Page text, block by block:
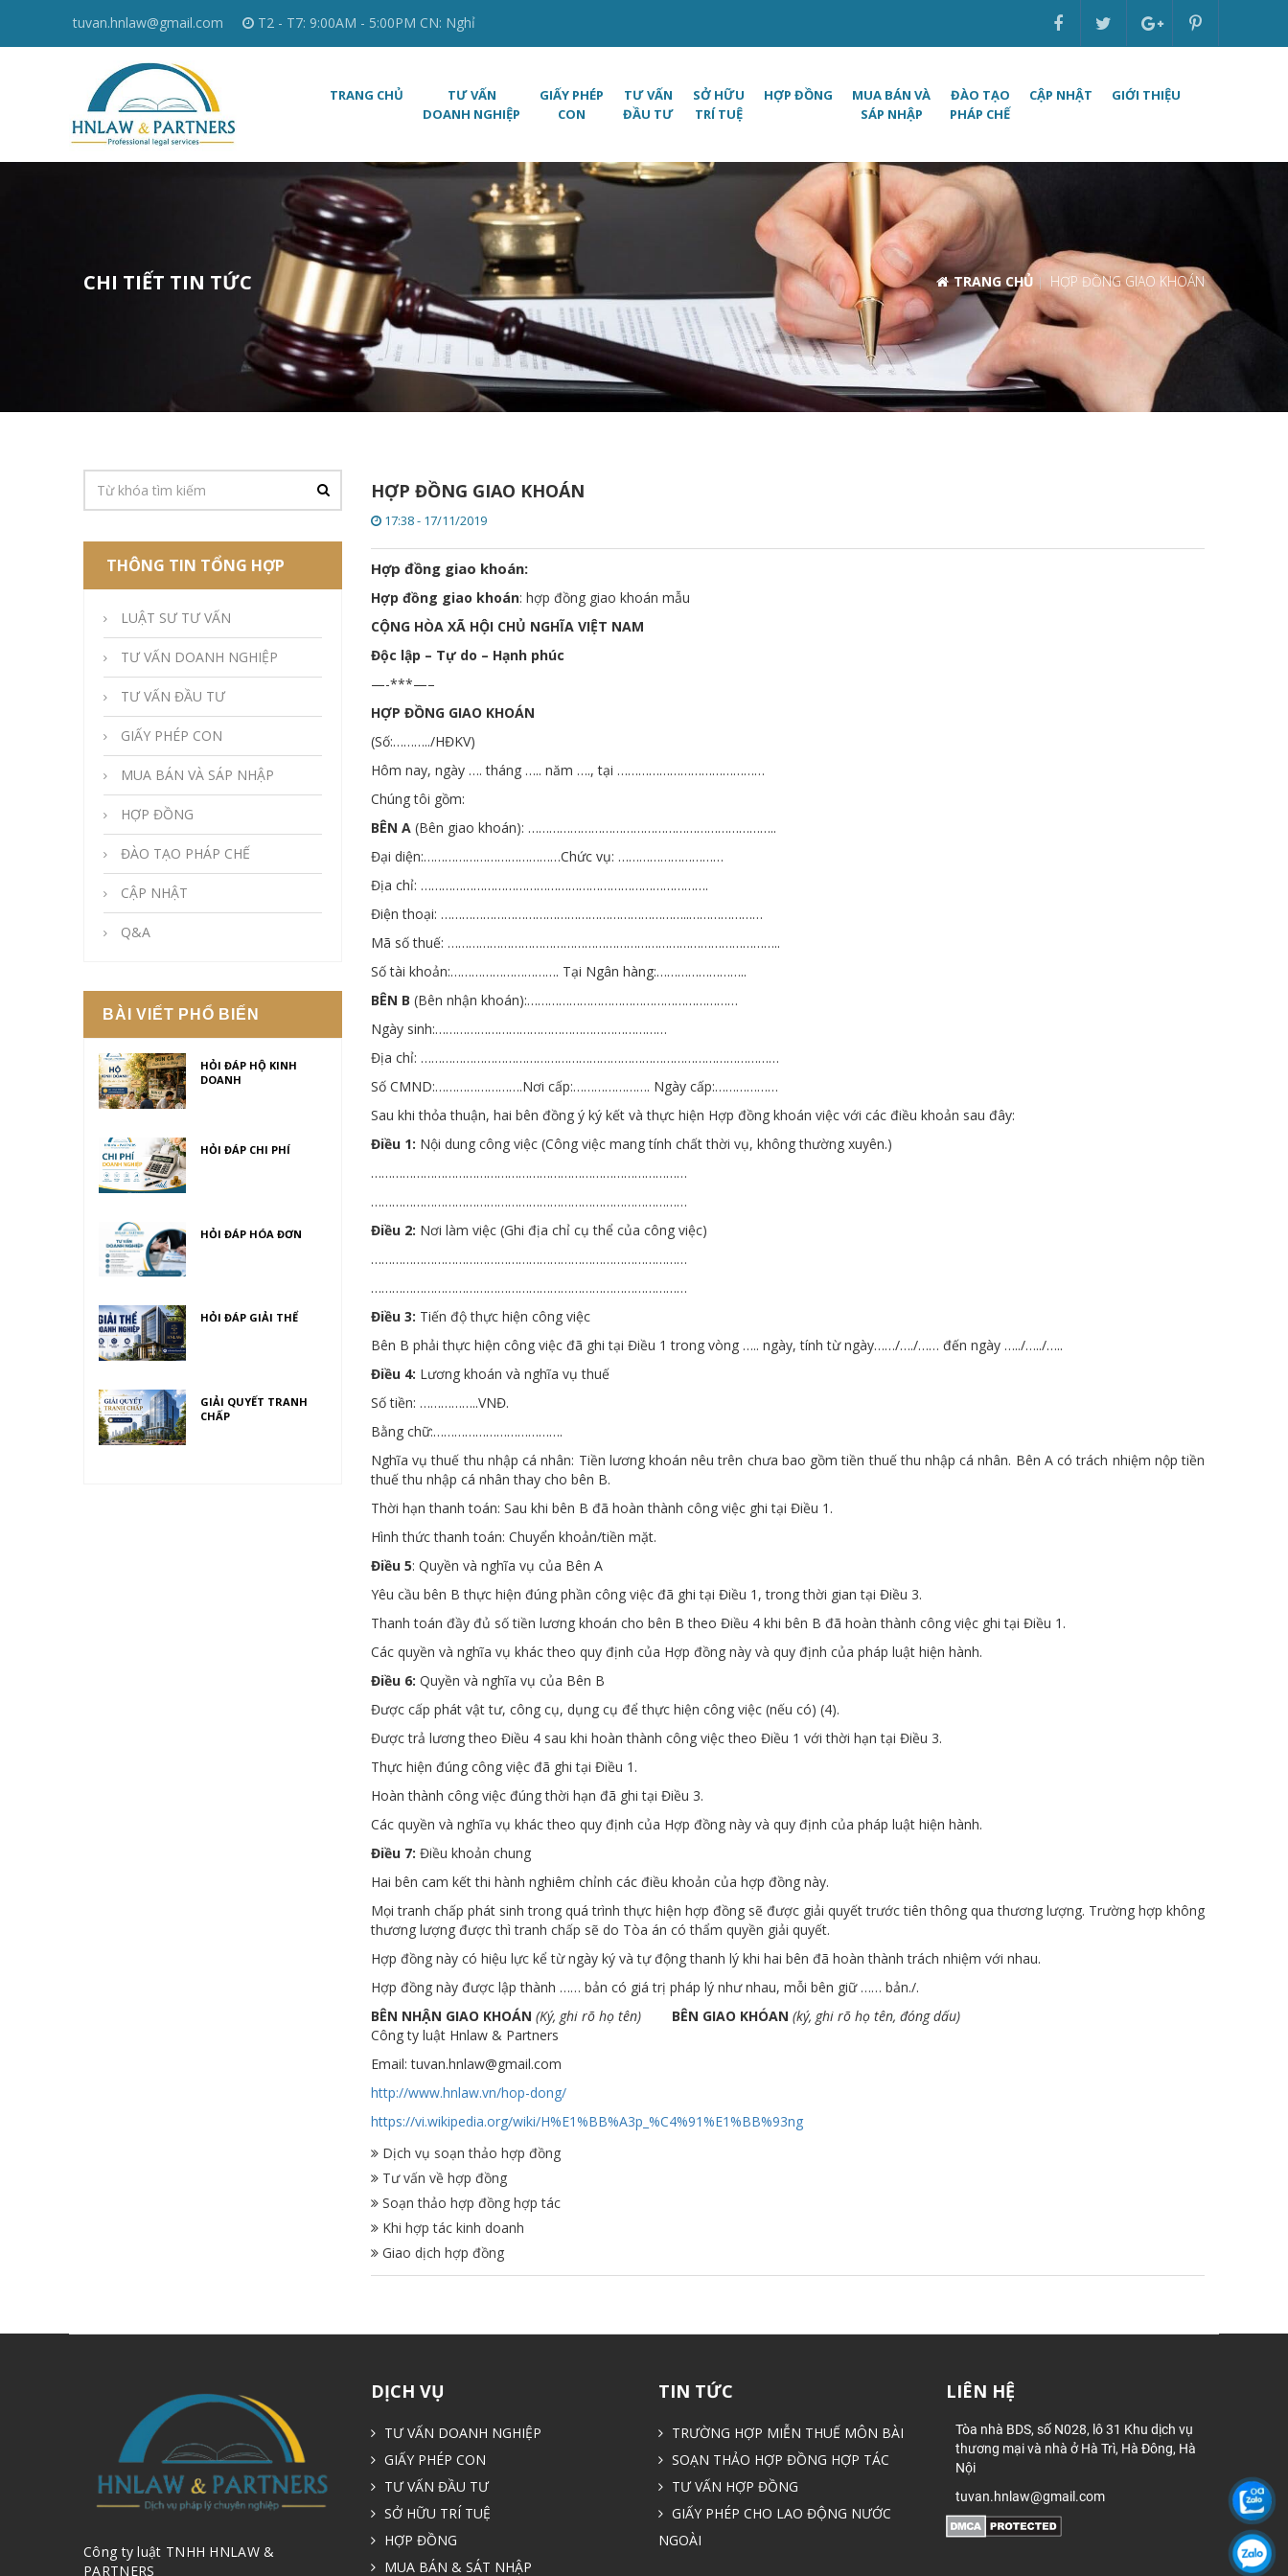
tuvan.hnlaw@gmail.com T2 - T7: 9:00AM - 5:00PM CN: Nghỉ
TRANG CHỦ
TƯ VẤN
DOANH NGHIỆP
GIẤY PHÉP
CON
TƯ VẤN
ĐẦU TƯ
SỞ HỮU
TRÍ TUỆ
HỢP ĐỒNG
MUA BÁN VÀ
SÁP NHẬP
ĐÀO TẠO
PHÁP CHẾ
CẬP NHẬT GIỚI THIỆU
CHI TIẾT TIN TỨC TRANG CHỦ HỢP ĐỒNG GIAO KHOÁN
THÔNG TIN TỔNG HỢP
LUẬT SƯ TƯ VẤN
TƯ VẤN DOANH NGHIỆP
TƯ VẤN ĐẦU TƯ
GIẤY PHÉP CON
MUA BÁN VÀ SÁP NHẬP
HỢP ĐỒNG
ĐÀO TẠO PHÁP CHẾ
CẬP NHẬT
Q&A
BÀI VIẾT PHỔ BIẾN
HỎI ĐÁP HỘ KINH
DOANH
HỎI ĐÁP CHI PHÍ
HỎI ĐÁP HÓA ĐƠN
HỎI ĐÁP GIẢI THỂ
GIẢI QUYẾT TRANH
CHẤP
HỢP ĐỒNG GIAO KHOÁN
17:38 - 17/11/2019
Hợp đồng giao khoán:
Hợp đồng giao khoán: hợp đồng giao khoán mẫu
CỘNG HÒA XÃ HỘI CHỦ NGHĨA VIỆT NAM
Độc lập – Tự do – Hạnh phúc
—-***—–
HỢP ĐỒNG GIAO KHOÁN
(Số:………../HĐKV)
Hôm nay, ngày …. tháng ….. năm …., tại ……………………………………
Chúng tôi gồm:
BÊN A (Bên giao khoán): ……………………………………………………………..
Đại diện:…………………………………Chức vụ: …………………………
Địa chỉ: ……………………………………………………………………….
Điện thoại: ……………………………………………………………..…………………
Mã số thuế: …………………………………………………………………………………..
Số tài khoản:…………………………. Tại Ngân hàng:……………………..
BÊN B (Bên nhận khoán):……………………………………………………
Ngày sinh:…………………………………………………………
Địa chỉ: …………………………………………………………………………………………
Số CMND:…………………….Nơi cấp:…………………. Ngày cấp:………………
Sau khi thỏa thuận, hai bên đồng ý ký kết và thực hiện Hợp đồng khoán việc với các điều khoản sau đây:
Điều 1: Nội dung công việc (Công việc mang tính chất thời vụ, không thường xuyên.)
………………………………………………………………………………
………………………………………………………………………………
Điều 2: Nơi làm việc (Ghi địa chỉ cụ thể của công việc)
………………………………………………………………………………
………………………………………………………………………………
Điều 3: Tiến độ thực hiện công việc
Bên B phải thực hiện công việc đã ghi tại Điều 1 trong vòng ….. ngày, tính từ ngày……/…./…… đến ngày …../…../…..
Điều 4: Lương khoán và nghĩa vụ thuế
Số tiền: ……………..VNĐ.
Bằng chữ:……………………………….
Nghĩa vụ thuế thu nhập cá nhân: Tiền lương khoán nêu trên chưa bao gồm tiền thuế thu nhập cá nhân. Bên A có trách nhiệm nộp tiền
thuế thu nhập cá nhân thay cho bên B.
Thời hạn thanh toán: Sau khi bên B đã hoàn thành công việc ghi tại Điều 1.
Hình thức thanh toán: Chuyển khoản/tiền mặt.
Điều 5: Quyền và nghĩa vụ của Bên A
Yêu cầu bên B thực hiện đúng phần công việc đã ghi tại Điều 1, trong thời gian tại Điều 3.
Thanh toán đầy đủ số tiền lương khoán cho bên B theo Điều 4 khi bên B đã hoàn thành công việc ghi tại Điều 1.
Các quyền và nghĩa vụ khác theo quy định của Hợp đồng này và quy định của pháp luật hiện hành.
Điều 6: Quyền và nghĩa vụ của Bên B
Được cấp phát vật tư, công cụ, dụng cụ để thực hiện công việc (nếu có) (4).
Được trả lương theo Điều 4 sau khi hoàn thành công việc theo Điều 1 với thời hạn tại Điều 3.
Thực hiện đúng công việc đã ghi tại Điều 1.
Hoàn thành công việc đúng thời hạn đã ghi tại Điều 3.
Các quyền và nghĩa vụ khác theo quy định của Hợp đồng này và quy định của pháp luật hiện hành.
Điều 7: Điều khoản chung
Hai bên cam kết thi hành nghiêm chỉnh các điều khoản của hợp đồng này.
Mọi tranh chấp phát sinh trong quá trình thực hiện hợp đồng sẽ được giải quyết trước tiên thông qua thương lượng. Trường hợp không
thương lượng được thì tranh chấp sẽ do Tòa án có thẩm quyền giải quyết.
Hợp đồng này có hiệu lực kể từ ngày ký và tự động thanh lý khi hai bên đã hoàn thành trách nhiệm với nhau.
Hợp đồng này được lập thành …… bản có giá trị pháp lý như nhau, mỗi bên giữ …… bản./.
BÊN NHẬN GIAO KHOÁN (Ký, ghi rõ họ tên) BÊN GIAO KHÓAN (ký, ghi rõ họ tên, đóng dấu)
Công ty luật Hnlaw & Partners
Email: tuvan.hnlaw@gmail.com
http://www.hnlaw.vn/hop-dong/
https://vi.wikipedia.org/wiki/H%E1%BB%A3p_%C4%91%E1%BB%93ng
Dịch vụ soạn thảo hợp đồng
Tư vấn về hợp đồng
Soạn thảo hợp đồng hợp tác
Khi hợp tác kinh doanh
Giao dịch hợp đồng
Công ty luật TNHH HNLAW &
PARTNERS
DỊCH VỤ
TƯ VẤN DOANH NGHIỆP
GIẤY PHÉP CON
TƯ VẤN ĐẦU TƯ
SỞ HỮU TRÍ TUỆ
HỢP ĐỒNG
MUA BÁN & SÁT NHẬP
TIN TỨC
TRƯỜNG HỢP MIỄN THUẾ MÔN BÀI
SOẠN THẢO HỢP ĐỒNG HỢP TÁC
TƯ VẤN HỢP ĐỒNG
GIẤY PHÉP CHO LAO ĐỘNG NƯỚC
NGOÀI
LIÊN HỆ
Tòa nhà BDS, số N028, lô 31 Khu dịch vụ
thương mại và nhà ở Hà Trì, Hà Đông, Hà
Nội
tuvan.hnlaw@gmail.com